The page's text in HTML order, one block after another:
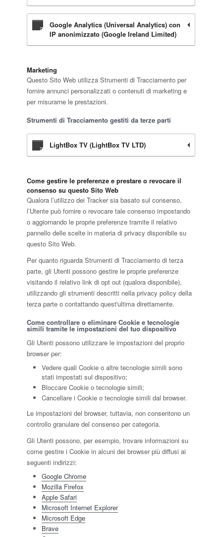
Google Analytics (Universal Analytics) con
IP anonimizzato (Google Ireland Limited)
Marketing
Questo Sito Web utilizza Strumenti di Tracciamento per
fornire annunci personalizzati o contenuti di marketing e
per misurarne le prestazioni.
Strumenti di Tracciamento gestiti da terze parti
LightBox TV (LightBox TV LTD)
Come gestire le preferenze e prestare o revocare il
consenso su questo Sito Web
Qualora l’utilizzo dei Tracker sia basato sul consenso,
l’Utente può fornire o revocare tale consenso impostando
o aggiornando le proprie preferenze tramite il relativo
pannello delle scelte in materia di privacy disponibile su
questo Sito Web.
Per quanto riguarda Strumenti di Tracciamento di terza
parte, gli Utenti possono gestire le proprie preferenze
visitando il relativo link di opt out (qualora disponibile),
utilizzando gli strumenti descritti nella privacy policy della
terza parte o contattando quest'ultima direttamente.
Come controllare o eliminare Cookie e tecnologie
simili tramite le impostazioni del tuo dispositivo
Gli Utenti possono utilizzare le impostazioni del proprio
browser per:
Vedere quali Cookie o altre tecnologie simili sono
stati impostati sul dispositivo;
Bloccare Cookie o tecnologie simili;
Cancellare i Cookie o tecnologie simili dal browser.
Le impostazioni del browser, tuttavia, non consentono un
controllo granulare del consenso per categoria.
Gli Utenti possono, per esempio, trovare informazioni su
come gestire i Cookie in alcuni dei browser più diffusi ai
seguenti indirizzi:
Google Chrome
Mozilla Firefox
Apple Safari
Microsoft Internet Explorer
Microsoft Edge
Brave